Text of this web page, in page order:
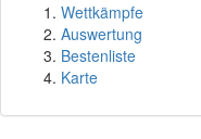
Wettkämpfe
Auswertung
Bestenliste
Karte